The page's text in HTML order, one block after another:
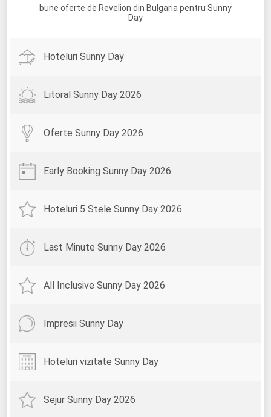
bune oferte de Revelion din Bulgaria pentru Sunny
Day
Hoteluri Sunny Day
Litoral Sunny Day 2026
Oferte Sunny Day 2026
Early Booking Sunny Day 2026
Hoteluri 5 Stele Sunny Day 2026
Last Minute Sunny Day 2026
All Inclusive Sunny Day 2026
Impresii Sunny Day
Hoteluri vizitate Sunny Day
Sejur Sunny Day 2026